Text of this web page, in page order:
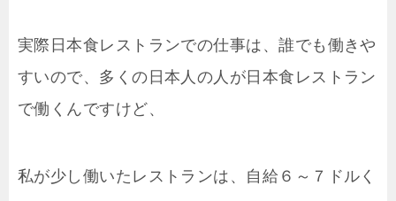
実際日本食レストランでの仕事は、誰でも働きや
すいので、多くの日本人の人が日本食レストラン
で働くんですけど、
私が少し働いたレストランは、自給６～７ドルく